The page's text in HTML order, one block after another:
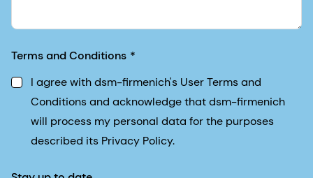
Terms and Conditions
I agree with dsm-firmenich's User Terms and
Conditions and acknowledge that dsm-firmenich
will process my personal data for the purposes
described its Privacy Policy.